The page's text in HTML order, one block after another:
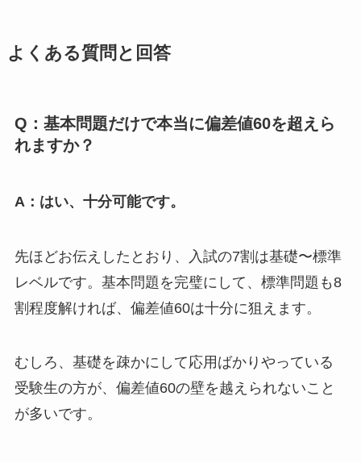
よくある質問と回答
Q：基本問題だけで本当に偏差値60を超えら
れますか？
A：はい、十分可能です。
先ほどお伝えしたとおり、入試の7割は基礎〜標準
レベルです。基本問題を完璧にして、標準問題も8
割程度解ければ、偏差値60は十分に狙えます。
むしろ、基礎を疎かにして応用ばかりやっている
受験生の方が、偏差値60の壁を越えられないこと
が多いです。